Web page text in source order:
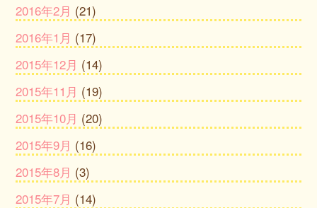
2016年2月 (21)
2016年1月 (17)
2015年12月 (14)
2015年11月 (19)
2015年10月 (20)
2015年9月 (16)
2015年8月 (3)
2015年7月 (14)